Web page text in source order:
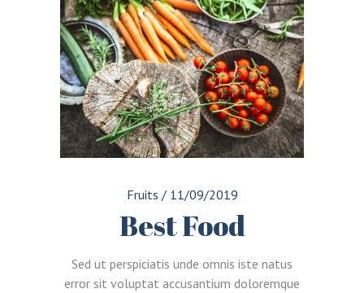
Fruits / 11/09/2019
Best Food
Sed ut perspiciatis unde omnis iste natus
error sit voluptat accusantium doloremque